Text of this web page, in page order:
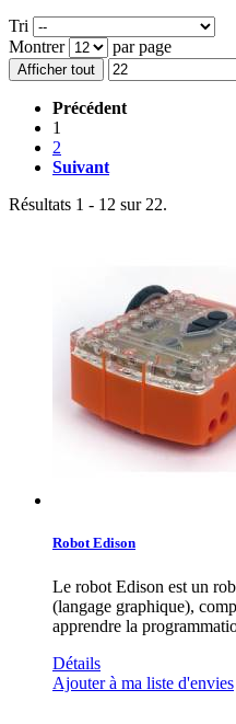
Tri
Montrer
par page
Afficher tout
Précédent
1
2
Suivant
Résultats 1 - 12 sur 22.
Robot Edison
Le robot Edison est un
(langage graphique),
apprendre la
Détails
Ajouter à ma liste d'envies